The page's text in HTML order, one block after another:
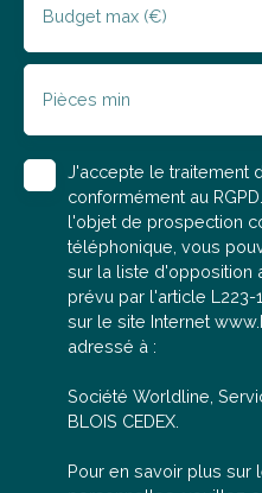
Budget max (€)
Pièces min
J'accepte le traitement
conformément au
l'objet de prospection
téléphonique, vous
sur la liste d'opposition
prévu par l'article L223-
sur le site Internet
adressé à :
Société Worldline,
BLOIS CEDEX.
Pour en savoir plus sur